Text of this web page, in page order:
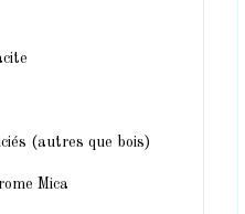
(autres que bois)
Mica